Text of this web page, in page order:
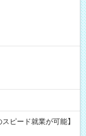
ピード就業が可能】